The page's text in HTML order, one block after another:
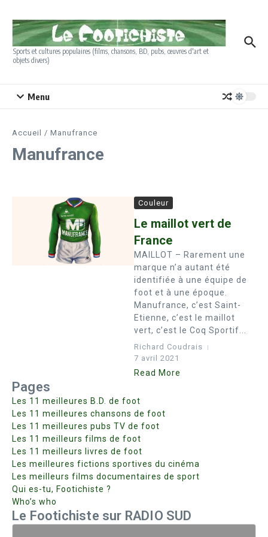
Sports et cultures populaires (films, chansons, BD, pubs, œuvres d'art et
objets divers)
Menu
Accueil / Manufrance
Manufrance
Couleur
Le maillot vert de
France
MAILLOT – Rarement une
marque n’a autant été
identifiée à une équipe de
foot et à une époque.
Manufrance, c’est Saint-
Etienne, c’est le maillot
vert, c’est le Coq Sportif...
Richard Coudrais
7 avril 2021
Read More
Pages
Les 11 meilleures B.D. de foot
Les 11 meilleures chansons de foot
Les 11 meilleures pubs TV de foot
Les 11 meilleurs films de foot
Les 11 meilleurs livres de foot
Les meilleures fictions sportives du cinéma
Les meilleurs films documentaires de sport
Qui es-tu, Footichiste ?
Who’s who
Le Footichiste sur RADIO SUD